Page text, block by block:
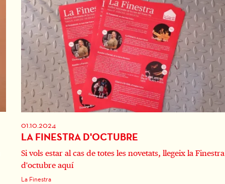
01.10.2024
LA FINESTRA D'OCTUBRE
Si vols estar al cas de totes les novetats, llegeix la Finestra
d'octubre aquí
La Finestra